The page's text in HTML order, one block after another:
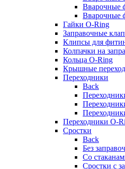
Вварочные
Вварочные
Гайки O-Ring
Заправочные
Клипсы для
Колпачки на
Кольца O-Ring
Крышные
Переходники
Back
Переходники O-
Сростки
Back
Без
Со
Сростки с